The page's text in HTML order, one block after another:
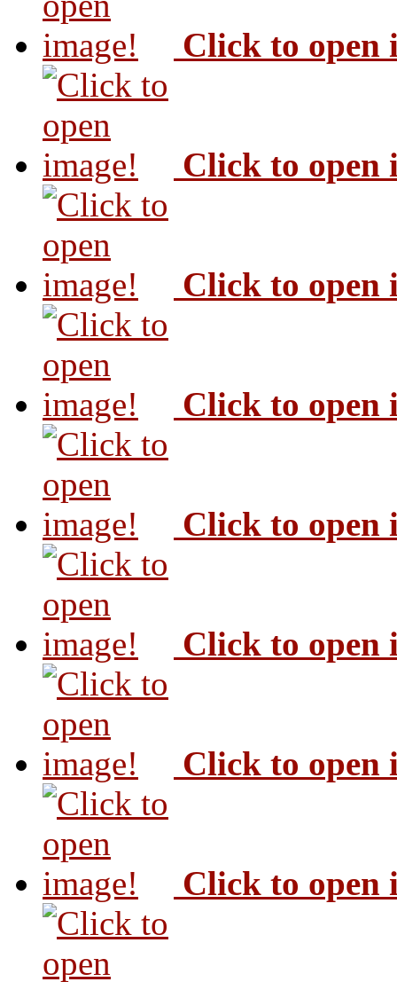
Click to open
Click to open
Click to open
Click to open
Click to open
Click to open
Click to open
Click to open